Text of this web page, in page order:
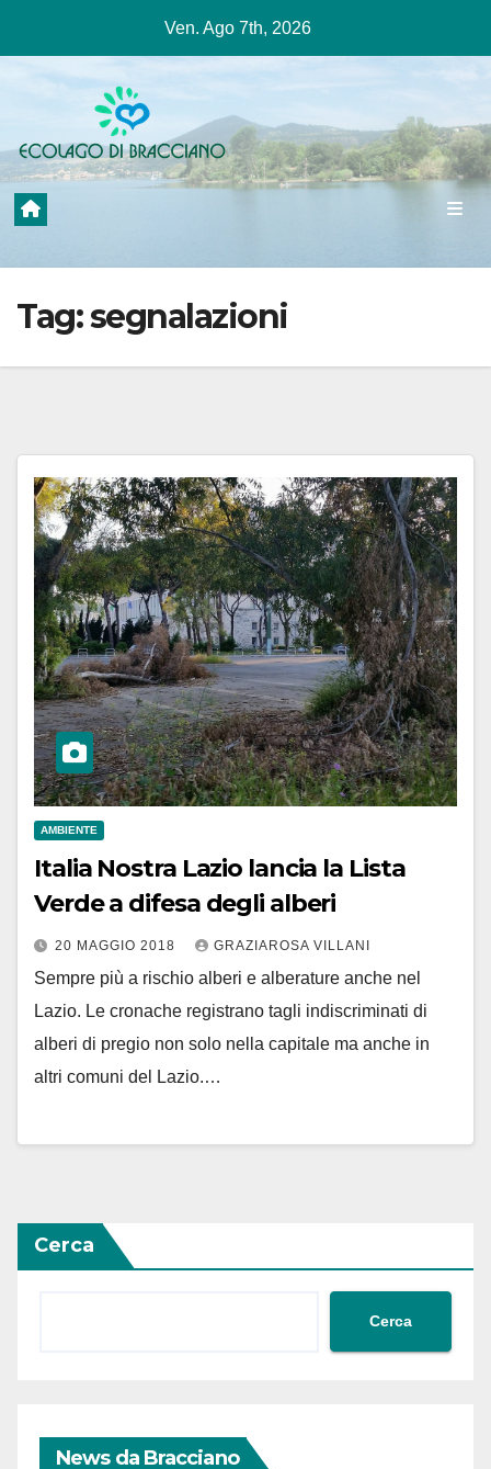
contenuto
Ven. Ago 7th, 2026
Tag:segnalazioni
AMBIENTE
Italia Nostra Lazio lancia la Lista
Verde a difesa degli alberi
20 MAGGIO 2018 GRAZIAROSA VILLANI
Sempre più a rischio alberi e alberature anche nel
Lazio. Le cronache registrano tagli indiscriminati di
alberi di pregio non solo nella capitale ma anche in
altri comuni del Lazio.…
Cerca
Cerca
News da Bracciano